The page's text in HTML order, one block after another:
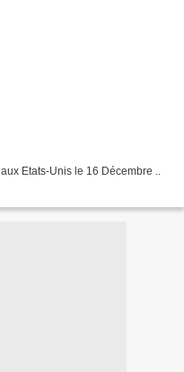
Etats-Unis le 16 Décembre ..